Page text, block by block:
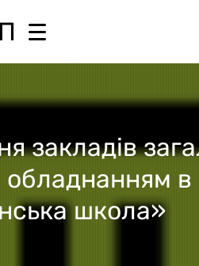
закладів
обладнанням
школа»